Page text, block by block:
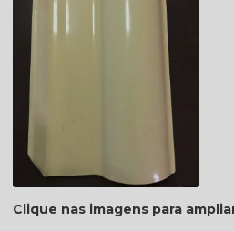
Clique nas imagens para